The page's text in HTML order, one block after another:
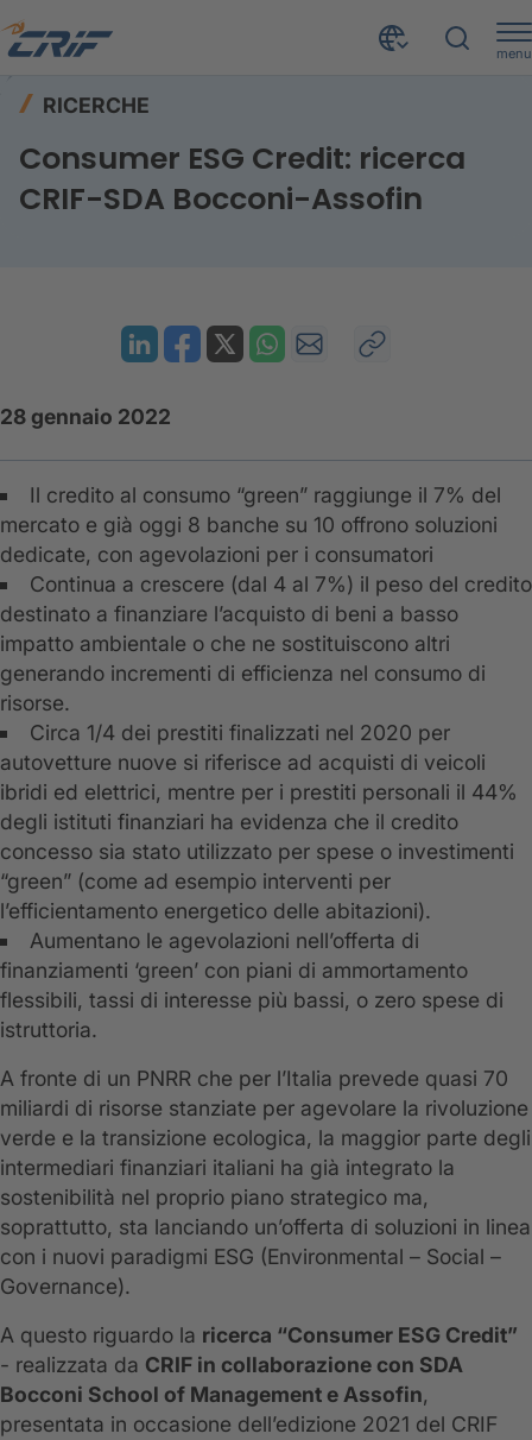
menu
RICERCHE
Consumer ESG Credit: ricerca
CRIF-SDA Bocconi-Assofin
28 gennaio 2022
Il credito al consumo “green” raggiunge il 7% del
mercato e già oggi 8 banche su 10 offrono soluzioni
dedicate, con agevolazioni per i consumatori
Continua a crescere (dal 4 al 7%) il peso del credito
destinato a finanziare l’acquisto di beni a basso
impatto ambientale o che ne sostituiscono altri
generando incrementi di efficienza nel consumo di
risorse.
Circa 1/4 dei prestiti finalizzati nel 2020 per
autovetture nuove si riferisce ad acquisti di veicoli
ibridi ed elettrici, mentre per i prestiti personali il 44%
degli istituti finanziari ha evidenza che il credito
concesso sia stato utilizzato per spese o investimenti
“green” (come ad esempio interventi per
l’efficientamento energetico delle abitazioni).
Aumentano le agevolazioni nell’offerta di
finanziamenti ‘green’ con piani di ammortamento
flessibili, tassi di interesse più bassi, o zero spese di
istruttoria.
A fronte di un PNRR che per l’Italia prevede quasi 70
miliardi di risorse stanziate per agevolare la rivoluzione
verde e la transizione ecologica, la maggior parte degli
intermediari finanziari italiani ha già integrato la
sostenibilità nel proprio piano strategico ma,
soprattutto, sta lanciando un’offerta di soluzioni in linea
con i nuovi paradigmi ESG (Environmental – Social –
Governance).
A questo riguardo la ricerca “Consumer ESG Credit”
- realizzata da CRIF in collaborazione con SDA
Bocconi School of Management e Assofin,
presentata in occasione dell’edizione 2021 del CRIF